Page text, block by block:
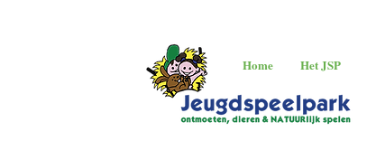
Home Het JSP